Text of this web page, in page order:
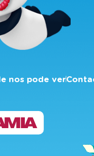
nos pode ver